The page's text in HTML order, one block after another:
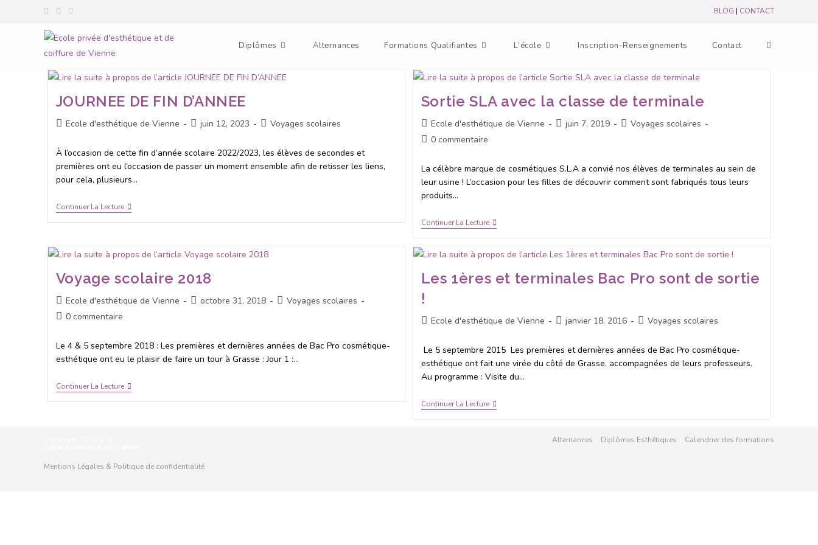
BLOG | CONTACT
Diplômes Alternances Formations Qualifiantes L’école Inscription-Renseignements Contact
JOURNEE DE FIN D’ANNEE
Ecole d'esthétique de Vienne juin 12, 2023 Voyages scolaires
À l’occasion de cette fin d’année scolaire 2022/2023, les élèves de secondes et
premières ont eu l’occasion de passer un moment ensemble afin de retisser les liens,
pour cela, plusieurs…
Continuer La Lecture
Sortie SLA avec la classe de terminale
Ecole d'esthétique de Vienne juin 7, 2019
Voyages scolaires
0 commentaire
La célèbre marque de cosmétiques S.L.A a convié nos élèves de terminales au sein de
leur usine ! L’occasion pour les filles de découvrir comment sont fabriqués tous leurs
produits…
Continuer La Lecture
Voyage scolaire 2018
Ecole d'esthétique de Vienne octobre 31, 2018
Voyages scolaires
0 commentaire
Le 4 & 5 septembre 2018 : Les premières et dernières années de Bac Pro cosmétique-
esthétique ont eu le plaisir de faire un tour à Grasse : Jour 1 :…
Continuer La Lecture
Les 1ères et terminales Bac Pro sont de sortie
!
Ecole d'esthétique de Vienne janvier 18, 2016 Voyages scolaires
Le 5 septembre 2015 Les premières et dernières années de Bac Pro cosmétique-
esthétique ont fait une virée du côté de Grasse, accompagnées de leurs professeurs.
Au programme : Visite du…
Continuer La Lecture
Alternances Diplômes Esthétiques Calendrier des formations
Mentions Légales & Politique de confidentialité